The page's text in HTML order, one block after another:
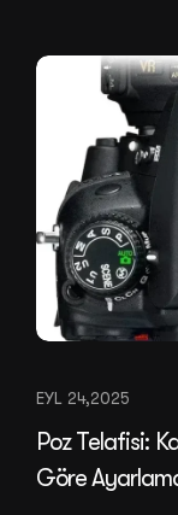
EYL 24,2025
Poz Telafisi:
Göre